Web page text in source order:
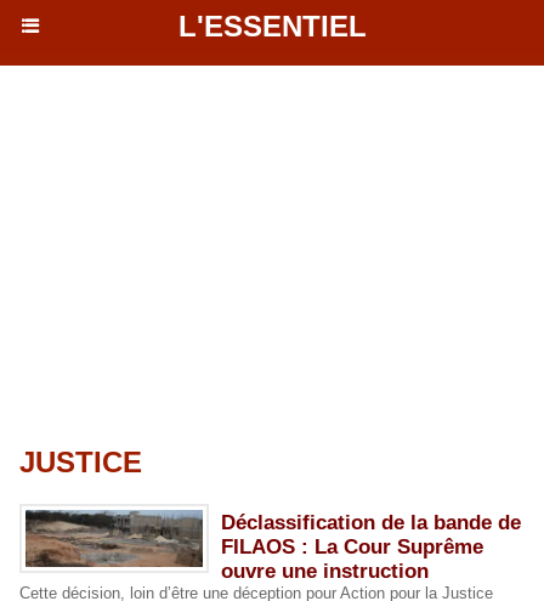
L'ESSENTIEL
JUSTICE
Déclassification de la bande de
FILAOS : La Cour Suprême
ouvre une instruction
Cette décision, loin d’être une déception pour Action pour la Justice